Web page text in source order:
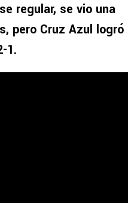
regular, se vio una
pero Cruz Azul logró
1.